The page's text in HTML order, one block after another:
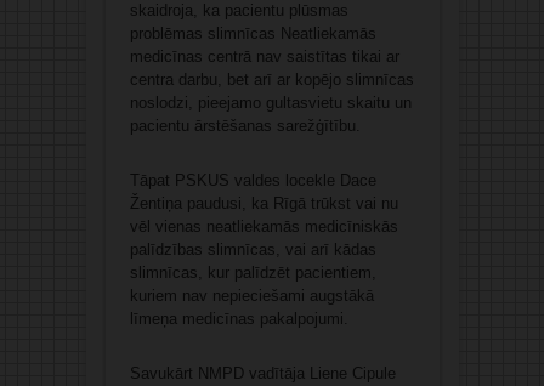
skaidroja, ka pacientu plūsmas
problēmas slimnīcas Neatliekamās
medicīnas centrā nav saistītas tikai ar
centra darbu, bet arī ar kopējo slimnīcas
noslodzi, pieejamo gultasvietu skaitu un
pacientu ārstēšanas sarežģītību.
Tāpat PSKUS valdes locekle Dace
Žentiņa paudusi, ka Rīgā trūkst vai nu
vēl vienas neatliekamās medicīniskās
palīdzības slimnīcas, vai arī kādas
slimnīcas, kur palīdzēt pacientiem,
kuriem nav nepieciešami augstākā
līmeņa medicīnas pakalpojumi.
Savukārt NMPD vadītāja Liene Cipule